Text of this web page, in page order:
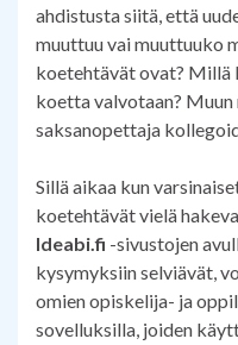
ahdistusta siitä, että
muuttuu vai muuttuuko
koetehtävät ovat? Millä
koetta valvotaan?
saksanopettaja
Sillä aikaa kun
koetehtävät vielä
Ideabi.fi -sivustojen
kysymyksiin selviävät,
omien opiskelija- ja
sovelluksilla, joiden